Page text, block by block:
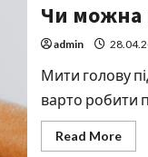
Чи можна
admin
Мити голову
варто робити
Read MoreRead
more